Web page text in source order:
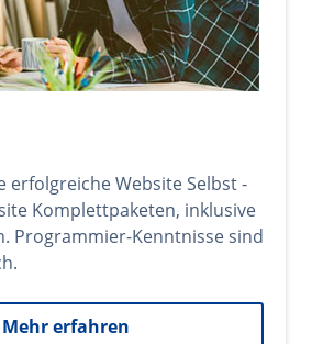
erfolgreiche Website Selbst -
Komplettpaketen, inklusive
Programmier-Kenntnisse sind
Mehr erfahren